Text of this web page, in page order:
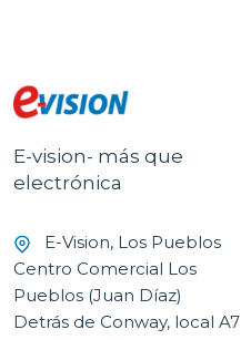
E-vision- más que
electrónica
E-Vision, Los Pueblos
Centro Comercial Los
Pueblos (Juan Díaz)
Detrás de Conway, local A7